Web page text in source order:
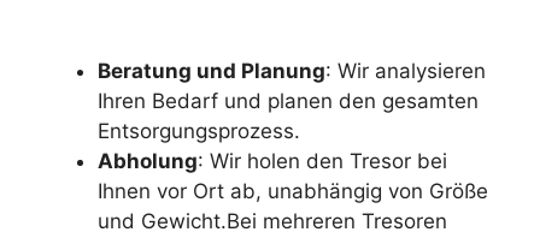
Beratung und Planung: Wir analysieren
Ihren Bedarf und planen den gesamten
Entsorgungsprozess.
Abholung: Wir holen den Tresor bei
Ihnen vor Ort ab, unabhängig von Größe
und Gewicht.Bei mehreren Tresoren